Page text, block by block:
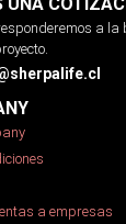
a
a empresas